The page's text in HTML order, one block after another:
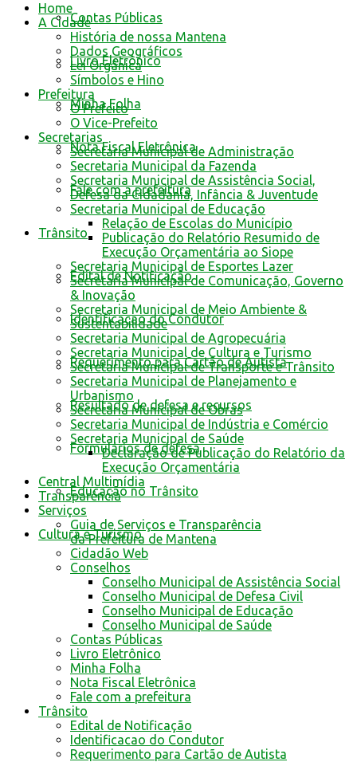
Contas Públicas
Livro Eletrônico
Minha Folha
Nota Fiscal Eletrônica
Fale com a prefeitura
Trânsito
Edital de Notificação
Identificacao do Condutor
Requerimento para Cartão de Autista
Resultado de defesa e recursos
Formulários de defesa
Educação no Trânsito
Cultura e Turismo
Home
A Cidade
História de nossa Mantena
Dados Geográficos
Lei Orgânica
Símbolos e Hino
Prefeitura
O Prefeito
O Vice-Prefeito
Secretarias
Secretaria Municipal de Administração
Secretaria Municipal da Fazenda
Secretaria Municipal de Assistência Social,
Defesa da Cidadania, Infância & Juventude
Secretaria Municipal de Educação
Relação de Escolas do Município
Publicação do Relatório Resumido de
Execução Orçamentária ao Siope
Secretaria Municipal de Esportes Lazer
Secretaria Municipal de Comunicação, Governo
& Inovação
Secretaria Municipal de Meio Ambiente &
Sustentabilidade
Secretaria Municipal de Agropecuária
Secretaria Municipal de Cultura e Turismo
Secretaria Municipal de Transporte e Trânsito
Secretaria Municipal de Planejamento e
Urbanismo
Secretaria Municipal de Obras
Secretaria Municipal de Indústria e Comércio
Secretaria Municipal de Saúde
Declaração de Publicação do Relatório da
Execução Orçamentária
Central Multimídia
Transparência
Serviços
Guia de Serviços e Transparência
da Prefeitura de Mantena
Cidadão Web
Conselhos
Conselho Municipal de Assistência Social
Conselho Municipal de Defesa Civil
Conselho Municipal de Educação
Conselho Municipal de Saúde
Contas Públicas
Livro Eletrônico
Minha Folha
Nota Fiscal Eletrônica
Fale com a prefeitura
Trânsito
Edital de Notificação
Identificacao do Condutor
Requerimento para Cartão de Autista